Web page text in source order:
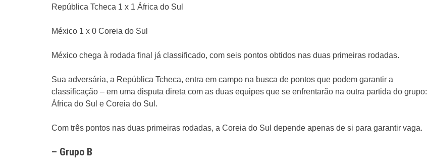
República Tcheca 1 x 1 África do Sul
México 1 x 0 Coreia do Sul
México chega à rodada final já classificado, com seis pontos obtidos nas duas primeiras rodadas.
Sua adversária, a República Tcheca, entra em campo na busca de pontos que podem garantir a
classificação – em uma disputa direta com as duas equipes que se enfrentarão na outra partida do grupo:
África do Sul e Coreia do Sul.
Com três pontos nas duas primeiras rodadas, a Coreia do Sul depende apenas de si para garantir vaga.
– Grupo B